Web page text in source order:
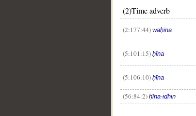
(2)Time adverb
(2:177:44) waḥīna
(5:101:15) ḥīna
(5:106:10) ḥīna
(56:84:2) ḥīna-idhin